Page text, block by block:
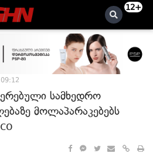
12+
სამხედრო
მოლაპარაკებებს